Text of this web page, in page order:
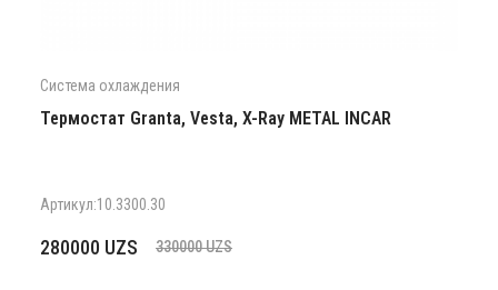
Система охлаждения
Термостат Granta, Vesta, X-Ray METAL INCAR
Артикул:10.3300.30
330000UZS
Первоначальная
280000 UZS
Текущая